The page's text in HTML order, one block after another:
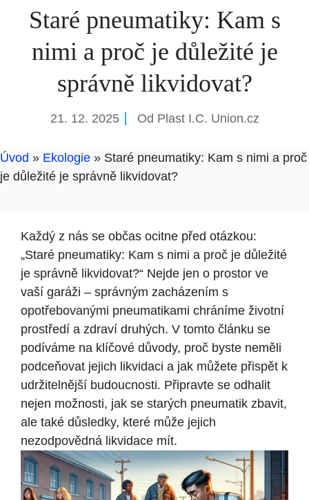
Staré pneumatiky: Kam s
nimi a proč je důležité je
správně likvidovat?
21. 12. 2025 Od Plast I.C. Union.cz
Úvod » Ekologie » Staré pneumatiky: Kam s nimi a proč
je důležité je správně likvidovat?
Každý z nás se občas ocitne před otázkou:
„Staré pneumatiky: Kam s nimi a proč je důležité
je správně likvidovat?“ Nejde jen o prostor ve
vaší garáži – správným zacházením s
opotřebovanými pneumatikami chráníme životní
prostředí a zdraví druhých. V tomto článku se
podíváme na klíčové důvody, proč byste neměli
podceňovat jejich likvidaci a jak můžete přispět k
udržitelnější budoucnosti. Připravte se odhalit
nejen možnosti, jak se starých pneumatik zbavit,
ale také důsledky, které může jejich
nezodpovědná likvidace mít.